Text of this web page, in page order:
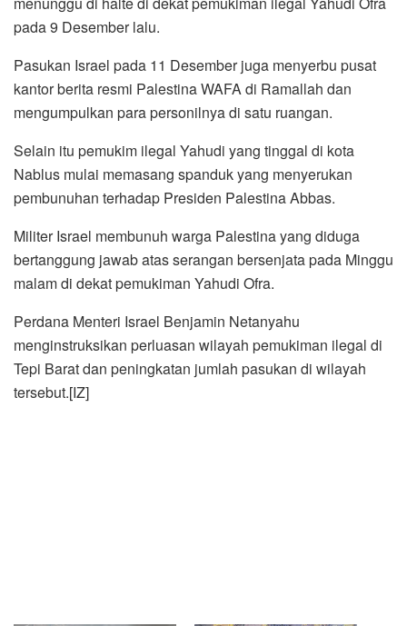
pada 9 Desember lalu.
Pasukan Israel pada 11 Desember juga menyerbu pusat
kantor berita resmi Palestina WAFA di Ramallah dan
mengumpulkan para personilnya di satu ruangan.
Selain itu pemukim ilegal Yahudi yang tinggal di kota
Nablus mulai memasang spanduk yang menyerukan
pembunuhan terhadap Presiden Palestina Abbas.
Militer Israel membunuh warga Palestina yang diduga
bertanggung jawab atas serangan bersenjata pada Minggu
malam di dekat pemukiman Yahudi Ofra.
Perdana Menteri Israel Benjamin Netanyahu
menginstruksikan perluasan wilayah pemukiman ilegal di
Tepi Barat dan peningkatan jumlah pasukan di wilayah
tersebut.[IZ]